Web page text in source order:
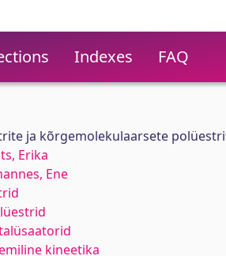
Indexes FAQ
ja kõrgemolekulaarsete
Erika
Ene
kineetika